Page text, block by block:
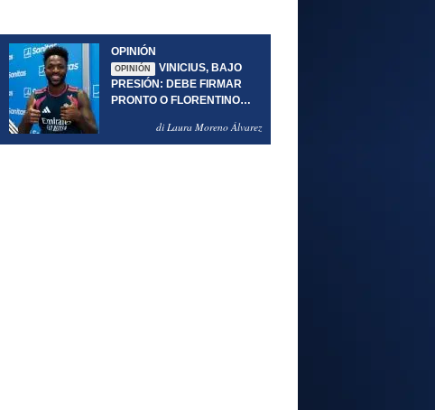
OPINIÓN
OPINIÓN
VINICIUS, BAJO
PRESIÓN: DEBE FIRMAR
PRONTO O FLORENTINO
di Laura Moreno Álvarez